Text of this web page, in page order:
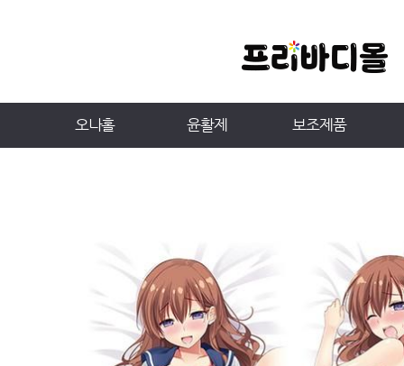
오나홀 윤활제 보조제품